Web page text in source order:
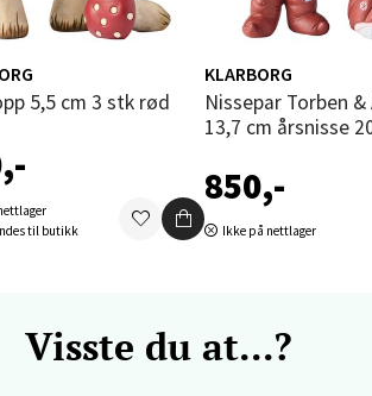
5,5 cm 3 stk rød
til butikk
KLARBORG
Nissepar Torben & Agnethe
13,7 cm årsnisse
850,-
Ikke på nettlager
Visste du at...?
Mandal